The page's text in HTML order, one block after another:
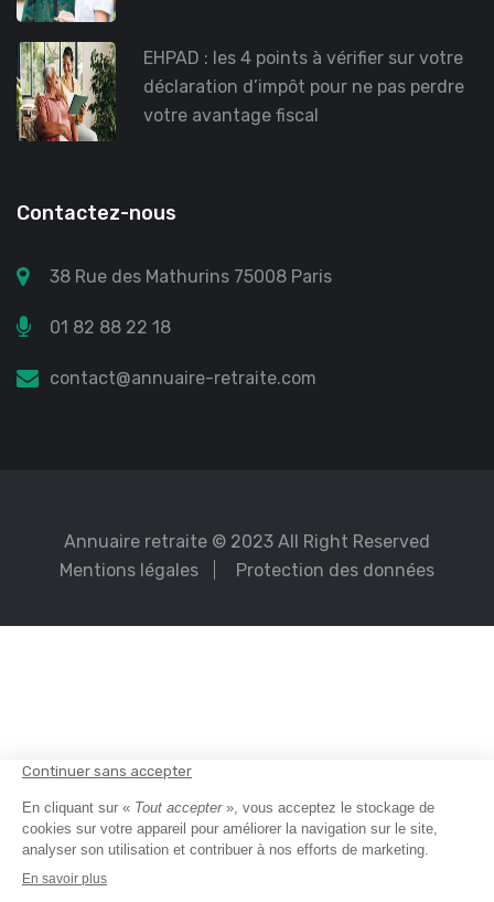
EHPAD : les 4 points à vérifier sur votre
déclaration d’impôt pour ne pas perdre
votre avantage fiscal
Contactez-nous
38 Rue des Mathurins 75008 Paris
01 82 88 22 18
contact@annuaire-retraite.com
Annuaire retraite © 2023 All Right Reserved
Mentions légales
Protection des données